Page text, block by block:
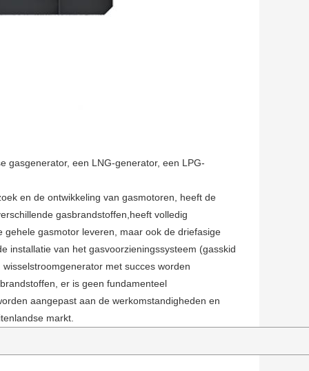
gasgenerator, een LNG-generator, een LPG-
en de ontwikkeling van gasmotoren, heeft de
gasbrandstoffen,heeft volledig
gasmotor leveren, maar ook de driefasige
installatie van het gasvoorzieningssysteem (gasskid
met succes worden
er is geen fundamenteel
aangepast aan de werkomstandigheden en
markt.